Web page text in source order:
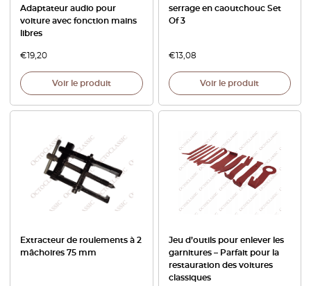
Adaptateur audio pour
voiture avec fonction mains
libres
€ 19,20
Voir le produit
serrage en caoutchouc Set
Of 3
€ 13,08
Voir le produit
Extracteur de roulements à 2
mâchoires 75 mm
Jeu d’outils pour enlever les
garnitures – Parfait pour la
restauration des voitures
classiques